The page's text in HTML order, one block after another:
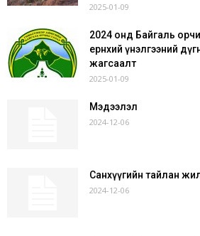
2025-01-09
2024 онд Байгаль
ерөнхий үнэлгээний
жагсаалт
2025-01-09
Мэдээлэл
2024-12-06
Санхүүгийн тайлан
2024-12-06